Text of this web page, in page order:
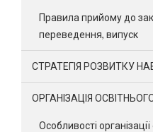
Правила прийому до
переведення, випуск
СТРАТЕГІЯ РОЗВИТКУ
ОРГАНІЗАЦІЯ
Особливості